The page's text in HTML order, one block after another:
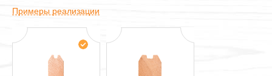
Примеры реализации